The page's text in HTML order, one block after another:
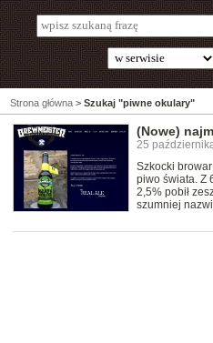
Strona główna > Szukaj "piwne okulary"
(Nowe)
25
Szkocki
piwo świata. Z
2,5% pobił
szumniej